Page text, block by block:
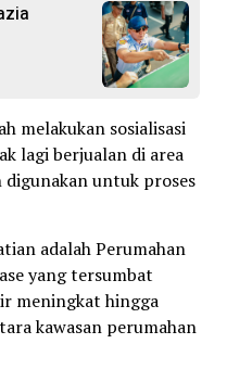
melakukan sosialisasi
lagi berjualan di area
untuk proses
adalah Perumahan
yang tersumbat
meningkat hingga
kawasan perumahan